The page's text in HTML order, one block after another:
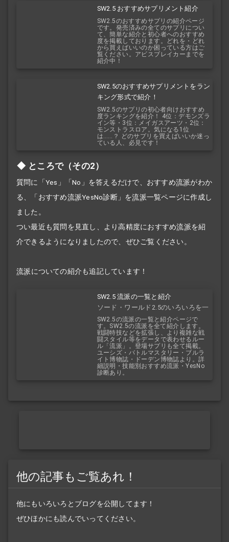
SW2.5 おすすめサプリメント紹介
SW2.5のおすすめサプリの紹介ページ
です。発売済みの全てのサプリについ
て、簡単な紹介と初心者へのおすすめ
度を掲載しております。どれを・どれ
から買えばいいのか困っている方はご
覧ください。アビスブレイカーまでを
紹介中！
SW2.5のおすすめサプリメントをラン
キング形式で紹介！
SW2.5のサプリの初心者向けおすすめ
度ランキングを紹介！ 4位：デモンズラ
イン等・3位：メイガスアーツ・2位：
モンストラスロア。気になる1位
は……？ どのサプリを買えばいいか迷っ
ている人、必見です！
ところで（その2）
質問に「Yes」「No」を答えるだけで、おすすめ流派がわか
る、「おすすめ流派YesNo診断」を流派一覧ページに作成し
ました。
つい最近も質問を見直し、より高精度におすすめ流派を紹
介できるようになりましたので、ぜひご覧ください。
流派についての紹介も追記しています！
SW2.5 流派の一覧と紹介
ソード・ワールド2.5のいろいろを一
覧で！
SW2.5の流派の一覧と紹介ページで
す。SW2.5の流派を全て紹介します。
戦闘特技などを拡張し、より複雑な戦
闘スタイル等をデータで表わせるルー
ル「流派」。登場サプリも全て掲載。
ユーシズ・バトルマスタリー・ブルラ
イト博物誌・ドーデン博物誌より。詳
細説明・技能別おすすめ流派・YesNo
診断あり。
他の記事もご覧あれ！
他にもいろいろとブログを公開してます！
ぜひほかにも読んでいってください。